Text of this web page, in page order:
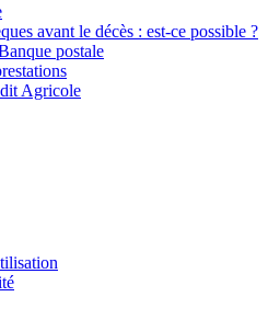
avant le décès : est-ce possible ?
postale
Agricole